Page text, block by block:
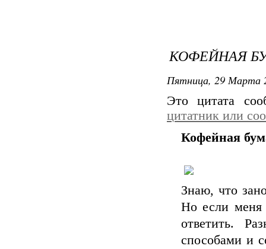
КОФЕЙНАЯ
Пятница, 29 Марта
Это цитата
цитатник или
Кофейная
Знаю, что
Но если меня
ответить.
способами и